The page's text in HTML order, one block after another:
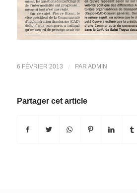
6 FÉVRIER 2013 PAR ADMIN
Partager cet article